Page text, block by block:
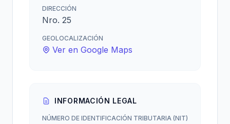
DIRECCIÓN
Nro. 25
GEOLOCALIZACIÓN
Ver en Google Maps
INFORMACIÓN LEGAL
NÚMERO DE IDENTIFICACIÓN TRIBUTARIA (NIT)